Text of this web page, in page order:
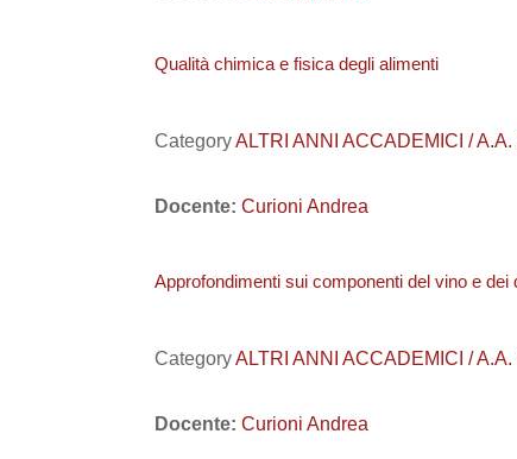
Qualità chimica e fisica degli alimenti
CategoryALTRI ANNI ACCADEMICI /
Docente: Curioni Andrea
Approfondimenti sui componenti del vino e
CategoryALTRI ANNI ACCADEMICI /
Docente: Curioni Andrea